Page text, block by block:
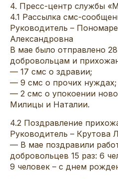
4. Пресс-центр службы
4.1 Рассылка смс-
Руководитель –
Александровна
В мае было отправлено
добровольцам и
— 17 смс о здравии;
— 9 смс о прочих нуждах;
— 2 смс о упокоении
Милицы и Наталии.
4.2 Поздравление
Руководитель – Крутова
— В мае поздравили
добровольцев 15 раз: 6
9 человек – с днем